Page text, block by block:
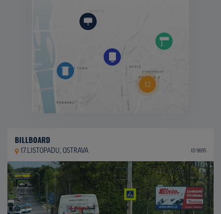
BILLBOARD
17.LISTOPADU, OSTRAVA ID 9695